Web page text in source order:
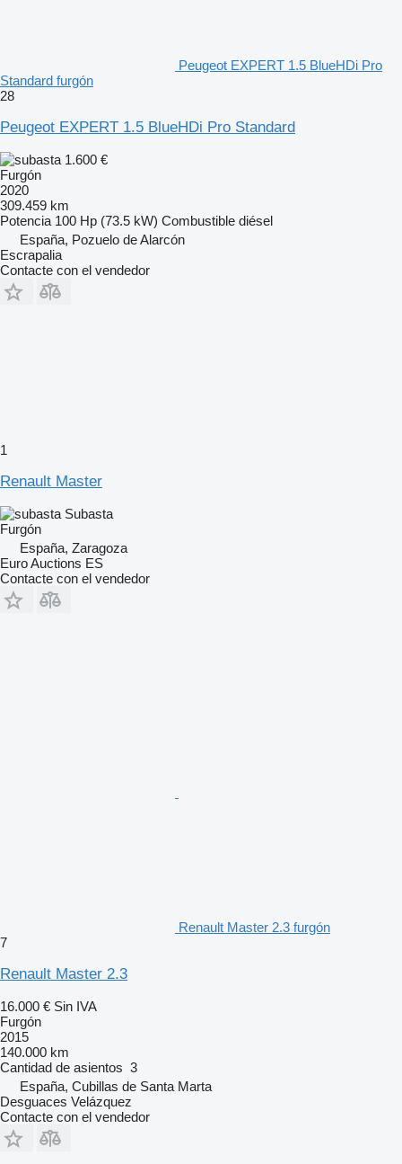
Peugeot EXPERT 1.5 BlueHDi Pro
Standard furgón
28
Peugeot EXPERT 1.5 BlueHDi Pro Standard
1.600 €
Furgón
2020
309.459 km
Potencia 100 Hp (73.5 kW) Combustible diésel
España, Pozuelo de Alarcón
Escrapalia
Contacte con el vendedor
1
Renault Master
Subasta
Furgón
España, Zaragoza
Euro Auctions ES
Contacte con el vendedor
Renault Master 2.3 furgón
7
Renault Master 2.3
16.000 € Sin IVA
Furgón
2015
140.000 km
Cantidad de asientos 3
España, Cubillas de Santa Marta
Desguaces Velázquez
Contacte con el vendedor